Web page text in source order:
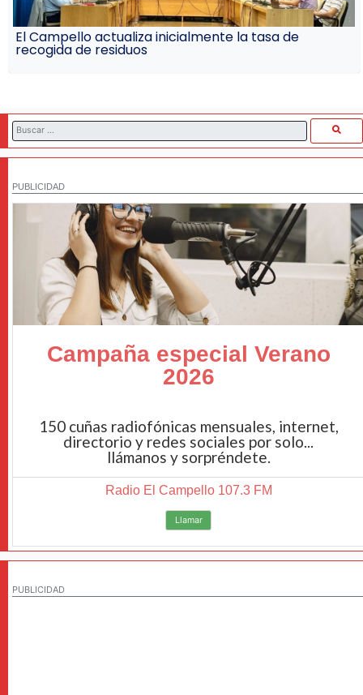
El Campello actualiza inicialmente la tasa de
recogida de residuos
PUBLICIDAD
Campaña especial Verano
2026
150 cuñas radiofónicas mensuales, internet,
directorio y redes sociales por solo...
llámanos y sorpréndete.
Radio El Campello 107.3 FM
Llamar
PUBLICIDAD